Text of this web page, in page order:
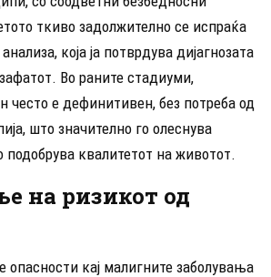
ткиво задолжително се испраќа
која ја потврдува дијагнозата
Во раните стадиуми,
често е дефинитивен, без потреба од
што значително го олеснува
квалитетот на животот.
на ризикот од
опасности кај малигните заболувања